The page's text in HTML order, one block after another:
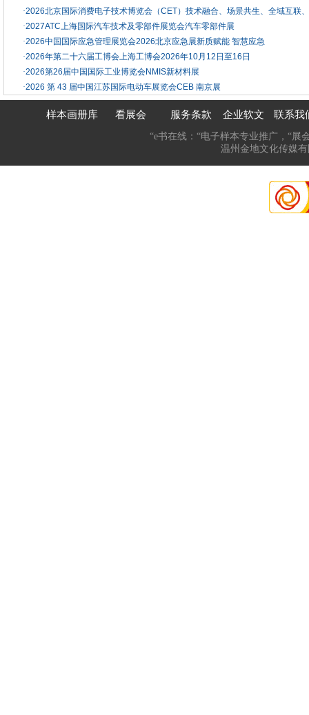
·2026北京国际消费电子技术博览会（CET）技术融合、场景共生、全域互联
·2027ATC上海国际汽车技术及零部件展览会汽车零部件展
·2026中国国际应急管理展览会2026北京应急展新质赋能 智慧应急
·2026年第二十六届工博会上海工博会2026年10月12日至16日
·2026第26届中国国际工业博览会NMIS新材料展
·2026 第 43 届中国江苏国际电动车展览会CEB 南京展
样本画册库 看展会 服务条款 企业软文 联系我
“e书在线：“电子样本专业推广，“展
温州金地文化传媒